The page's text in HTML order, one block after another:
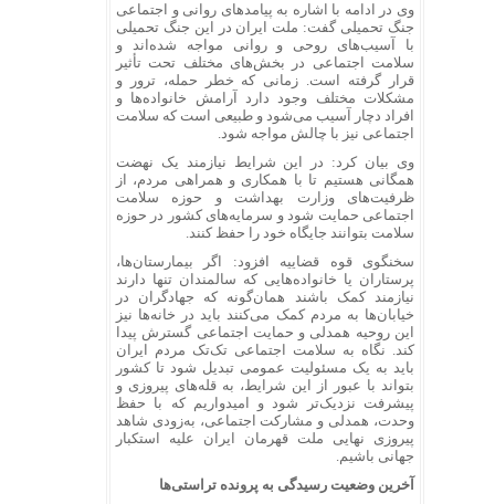
وی در ادامه با اشاره به پیامد‌های روانی و اجتماعی
جنگ تحمیلی گفت: ملت ایران در این جنگ تحمیلی
با آسیب‌های روحی و روانی مواجه شده‌اند و
سلامت اجتماعی در بخش‌های مختلف تحت تأثیر
قرار گرفته است. زمانی که خطر حمله، ترور و
مشکلات مختلف وجود دارد آرامش خانواده‌ها و
افراد دچار آسیب می‌شود و طبیعی است که سلامت
اجتماعی نیز با چالش مواجه شود.
وی بیان کرد: در این شرایط نیازمند یک نهضت
همگانی هستیم تا با همکاری و همراهی مردم، از
ظرفیت‌های وزارت بهداشت و حوزه سلامت
اجتماعی حمایت شود و سرمایه‌های کشور در حوزه
سلامت بتوانند جایگاه خود را حفظ کنند.
سخنگوی قوه قضاییه افزود: اگر بیمارستان‌ها،
پرستاران یا خانواده‌هایی که سالمندان تنها دارند
نیازمند کمک باشند همان‌گونه که جهادگران در
خیابان‌ها به مردم کمک می‌کنند باید در خانه‌ها نیز
این روحیه همدلی و حمایت اجتماعی گسترش پیدا
کند. نگاه به سلامت اجتماعی تک‌تک مردم ایران
باید به یک مسئولیت عمومی تبدیل شود تا کشور
بتواند با عبور از این شرایط، به قله‌های پیروزی و
پیشرفت نزدیک‌تر شود و امیدواریم که با حفظ
وحدت، همدلی و مشارکت اجتماعی، به‌زودی شاهد
پیروزی نهایی ملت قهرمان ایران علیه استکبار
جهانی باشیم.
آخرین وضعیت رسیدگی به پرونده تراستی‌ها